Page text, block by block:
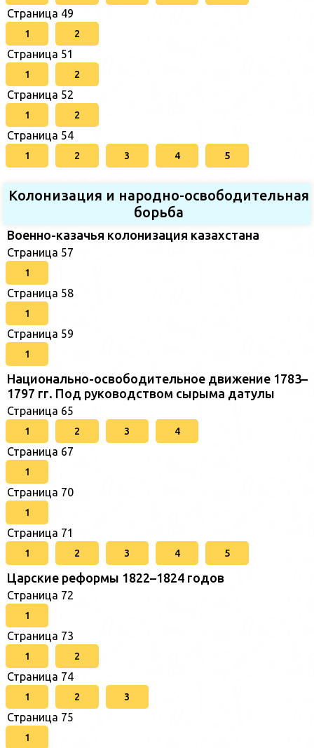
Страница 49
1 2
Страница 51
1 2
Страница 52
1 2
Страница 54
1 2 3 4 5
Колонизация и народно-освободительная
борьба
Военно-казачья колонизация казахстана
Страница 57
1
Страница 58
1
Страница 59
1
Национально-освободительное движение 1783–
1797 гг. Под руководством сырыма датулы
Страница 65
1 2 3 4
Страница 67
1
Страница 70
1
Страница 71
1 2 3 4 5
Царские реформы 1822–1824 годов
Страница 72
1
Страница 73
1 2
Страница 74
1 2 3
Страница 75
1